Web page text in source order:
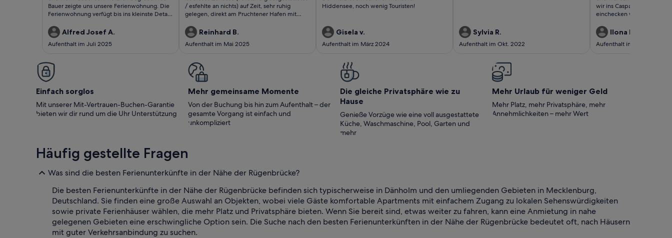
Bauer zeigte uns unsere Ferienwohnung. Die
Ferienwohnung verfügt bis ins kleinste Detail
Wir erhielten jederzeit Tips und Anregungen
was wir noch unternehmen könnten.Wir
haben uns bewusst für diese Ferienwohnung
entschieden.Martina & Alfred aus Neuss
Alfred Josef A.
Aufenthalt im Juli 2025
/ esfehlte an nichts) auf Zeit, sehr ruhig
gelegen, direkt am Pruchtener Hafen mit
untergängen.Frau Jiberjahn ist eine
wunderbare Vermieterin, Sie ist immer
erreichbar und macht einiges vorab möglich.
war eine echte Überraschung für meine
Frau.Danke für die schöne Zeit bei Ihnen, wir
kommen gerne wieder.
Reinhard B.
Aufenthalt im Mai 2025
Hiddensee, noch wenig Touristen!
Gisela v.
Aufenthalt im März 2024
Sylvia R.
Aufenthalt im Okt. 2022
wir ins Casparhus
einchecken war einmalig.
wir eingetreten und alles
begrüßte uns auch schon
Hausherrin und wir fühlten
Ilona D.
Aufenthalt im Okt. 2020
Einfach sorglos
Mit unserer Mit-Vertrauen-Buchen-Garantie
bieten wir dir rund um die Uhr Unterstützung
Mehr gemeinsame Momente
Von der Buchung bis hin zum Aufenthalt – der
gesamte Vorgang ist einfach und
unkompliziert
Die gleiche Privatsphäre wie zu
Hause
Genieße Vorzüge wie eine voll ausgestattete
Küche, Waschmaschine, Pool, Garten und
mehr
Mehr Urlaub für weniger Geld
Mehr Platz, mehr Privatsphäre, mehr
Annehmlichkeiten – mehr Wert
Häufig gestellte Fragen
Was sind die besten Ferienunterkünfte in der Nähe der Rügenbrücke?
Die besten Ferienunterkünfte in der Nähe der Rügenbrücke befinden sich typischerweise in Dänholm und den umliegenden Gebieten in Mecklenburg,
Deutschland. Sie finden eine große Auswahl an Objekten, wobei viele Gäste komfortable Apartments mit einfachem Zugang zu lokalen Sehenswürdigkeiten
sowie private Ferienhäuser wählen, die mehr Platz und Privatsphäre bieten. Wenn Sie bereit sind, etwas weiter zu fahren, kann eine Anmietung in nahe
gelegenen Gebieten eine erschwingliche Option sein. Die Suche nach den besten Ferienunterkünften in der Nähe der Rügenbrücke bedeutet oft, nach Häusern
mit guter Verkehrsanbindung zu suchen.